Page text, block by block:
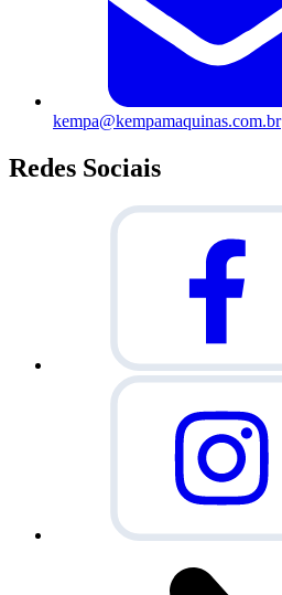
kempa@kempamaquinas.com.br
Redes Sociais